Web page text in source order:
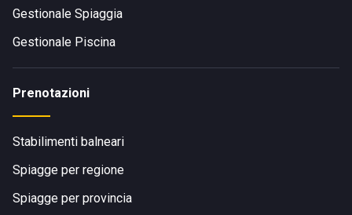
Gestionale Spiaggia
Gestionale Piscina
Prenotazioni
Stabilimenti balneari
Spiagge per regione
Spiagge per provincia